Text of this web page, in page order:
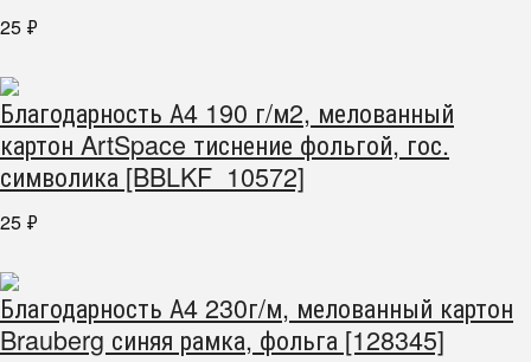
25 ₽
Благодарность А4 190 г/м2, мелованный
картон ArtSpace тиснение фольгой, гос.
символика [BBLKF_10572]
25 ₽
Благодарность А4 230г/м, мелованный картон
Brauberg синяя рамка, фольга [128345]